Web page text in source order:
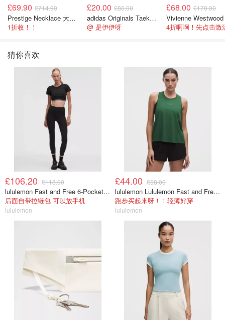
£69.90 £714.90
Prestige Necklace 大溪地珍珠项链 10-11mm
1折收！！
£20.00 £80.00
adidas Originals Taekwondo 女款黑色运动鞋
@ 是伊伊呀
£68.00 £170.00
猜你喜欢
£106.20 £118.00
lululemon Fast and Free 6-Pocket 高腰紧身裤 25英寸
后面自带拉链包 可以放手机
lululemon
£44.00 £58.00
lululemon Lululemon Fast and Free 女士背心
跑步买起来呀！！轻薄好穿
lululemon